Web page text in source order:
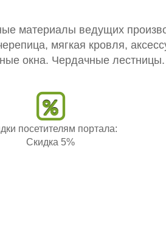
материалы ведущих
мягкая кровля,
окна. Чердачные лестницы.
посетителям портала:
Скидка 5%